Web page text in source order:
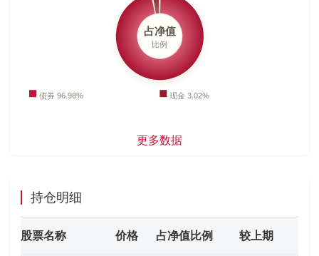
更多数据
持仓明细
股票名称 价格 占净值比例 较上期